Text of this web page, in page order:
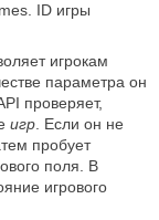
ID игры
игрокам
параметра он
проверяет,
игр. Если он не
пробует
поля. В
игрового